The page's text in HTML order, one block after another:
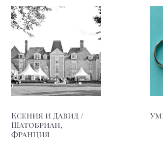
Ксения и Давид /
Шатобриан,
Франция